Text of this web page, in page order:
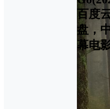
百度
盘，
幕电